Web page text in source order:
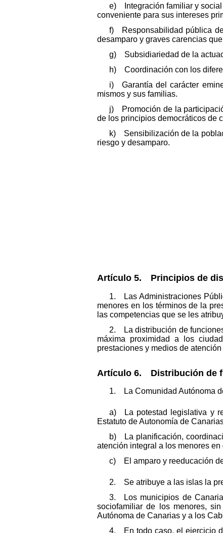
e) Integración familiar y social
conveniente para sus intereses
f) Responsabilidad pública
desamparo y graves carencias
g) Subsidiariedad de la
h) Coordinación con los
i) Garantía del carácter
mismos y sus familias.
j) Promoción de la
de los principios democráticos de
k) Sensibilización de la
riesgo y desamparo.
Artículo 5. Principios de
1. Las Administraciones
menores en los términos de la
las competencias que se les
2. La distribución de
máxima proximidad a los
prestaciones y medios de
Artículo 6. Distribución de
1. La Comunidad Autónoma
a) La potestad legislativa y
Estatuto de Autonomía de
b) La planificación,
atención integral a los menores
c) El amparo y reeducación
2. Se atribuye a las islas la
3. Los municipios de
sociofamiliar de los menores,
Autónoma de Canarias y a los
4. En todo caso, el ejercicio